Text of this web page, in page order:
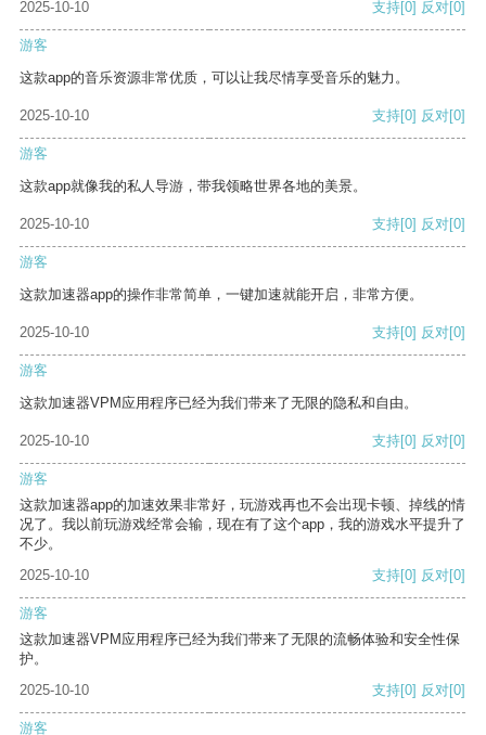
2025-10-10
支持[0] 反对[0]
游客
这款app的音乐资源非常优质，可以让我尽情享受音乐的魅力。
2025-10-10 支持[0] 反对[0]
游客
这款app就像我的私人导游，带我领略世界各地的美景。
2025-10-10 支持[0] 反对[0]
游客
这款加速器app的操作非常简单，一键加速就能开启，非常方便。
2025-10-10 支持[0] 反对[0]
游客
这款加速器VPM应用程序已经为我们带来了无限的隐私和自由。
2025-10-10 支持[0] 反对[0]
游客
这款加速器app的加速效果非常好，玩游戏再也不会出现卡顿、掉线的情
况了。我以前玩游戏经常会输，现在有了这个app，我的游戏水平提升了
不少。
2025-10-10
支持[0] 反对[0]
游客
这款加速器VPM应用程序已经为我们带来了无限的流畅体验和安全性保
护。
2025-10-10
支持[0] 反对[0]
游客